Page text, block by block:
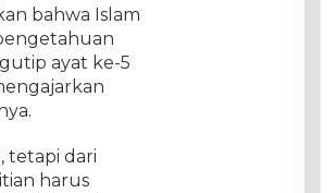
bahwa Islam
ayat ke-5
tetapi dari
harus